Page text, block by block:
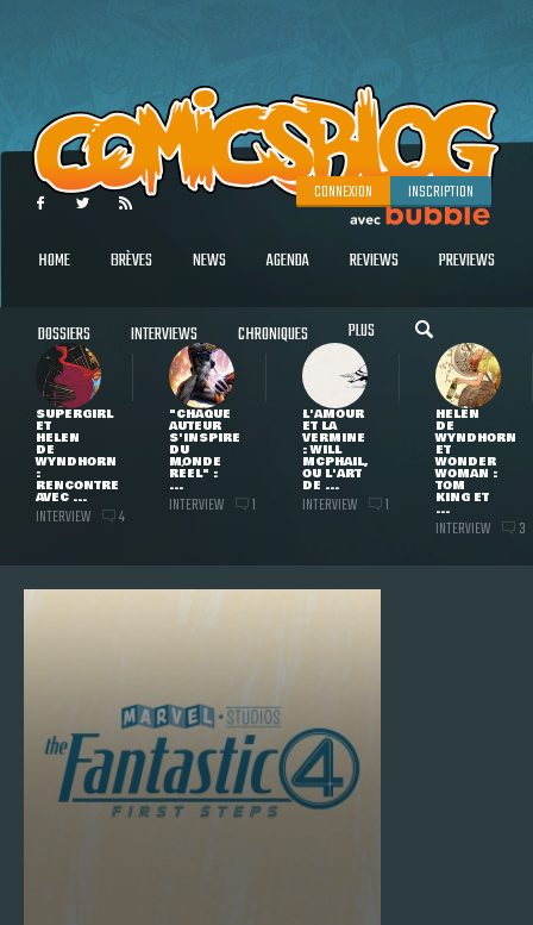
CONNEXION INSCRIPTION
HOME BRÈVES NEWS AGENDA REVIEWS PREVIEWS
DOSSIERS INTERVIEWS CHRONIQUES PLUS
SUPERGIRL
ET
HELEN
DE
WYNDHORN
:
RENCONTRE
AVEC ...
INTERVIEW 4
"CHAQUE
AUTEUR
S'INSPIRE
DU
MONDE
RÉEL" :
...
INTERVIEW 1
L'AMOUR
ET LA
VERMINE
: WILL
MCPHAIL,
OU L'ART
DE ...
INTERVIEW 1
HELEN
DE
WYNDHORN
ET
WONDER
WOMAN :
TOM
KING ET
...
INTERVIEW 3